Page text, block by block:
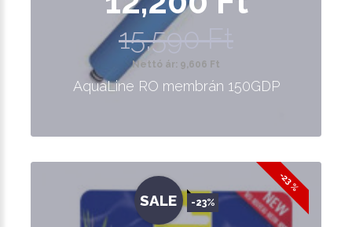
15,590 Ft
Nettó ár: 9,606 Ft
AquaLine RO membrán 150GDP
-23 %
SALE -23%